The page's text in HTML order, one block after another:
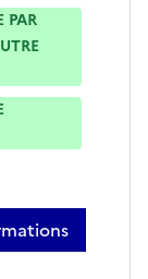
PAR